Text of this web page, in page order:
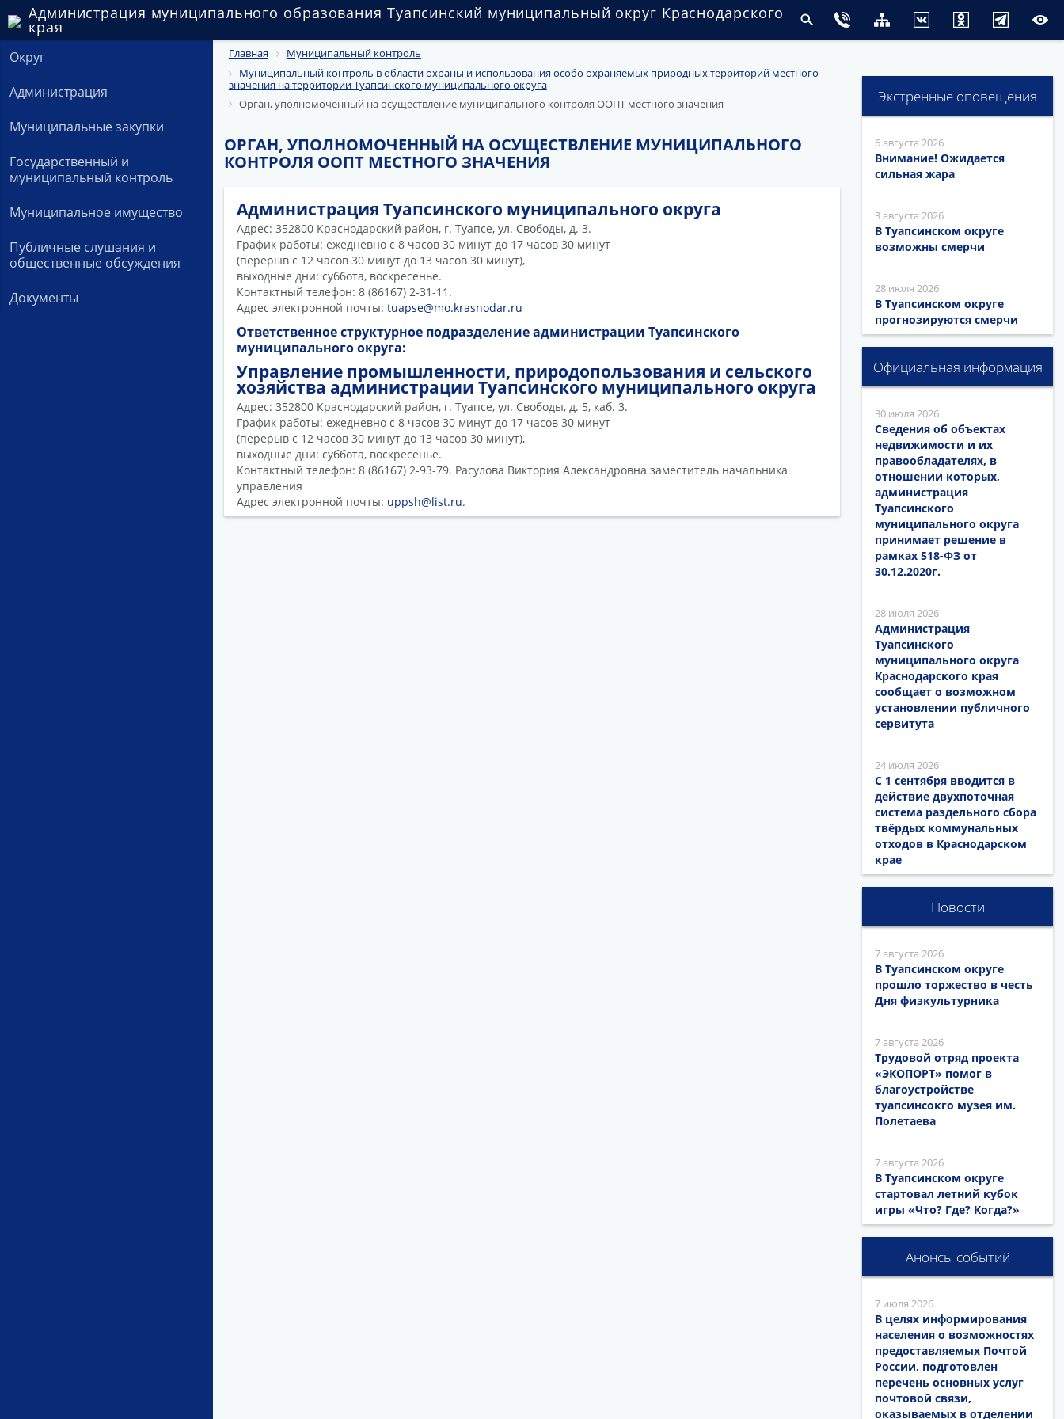
Администрация муниципального образования Туапсинский муниципальный округ Краснодарского
края
Округ
Администрация
Муниципальные закупки
Государственный и
муниципальный контроль
Муниципальное имущество
Публичные слушания и
общественные обсуждения
Документы
Главная
Муниципальный контроль
Муниципальный контроль в области охраны и использования особо охраняемых природных территорий местного
значения на территории Туапсинского муниципального округа
Орган, уполномоченный на осуществление муниципального контроля ООПТ местного значения
ОРГАН, УПОЛНОМОЧЕННЫЙ НА ОСУЩЕСТВЛЕНИЕ МУНИЦИПАЛЬНОГО
КОНТРОЛЯ ООПТ МЕСТНОГО ЗНАЧЕНИЯ
Администрация Туапсинского муниципального округа
Адрес: 352800 Краснодарский район, г. Туапсе, ул. Свободы, д. 3.
График работы: ежедневно с 8 часов 30 минут до 17 часов 30 минут
(перерыв с 12 часов 30 минут до 13 часов 30 минут),
выходные дни: суббота, воскресенье.
Контактный телефон: 8 (86167) 2-31-11.
Адрес электронной почты: tuapse@mo.krasnodar.ru
Ответственное структурное подразделение администрации Туапсинского
муниципального округа:
Управление промышленности, природопользования и сельского
хозяйства администрации Туапсинского муниципального округа
Адрес: 352800 Краснодарский район, г. Туапсе, ул. Свободы, д. 5, каб. 3.
График работы: ежедневно с 8 часов 30 минут до 17 часов 30 минут
(перерыв с 12 часов 30 минут до 13 часов 30 минут),
выходные дни: суббота, воскресенье.
Контактный телефон: 8 (86167) 2-93-79. Расулова Виктория Александровна заместитель начальника
управления
Адрес электронной почты: uppsh@list.ru.
Экстренные оповещения
6 августа 2026
Внимание! Ожидается
сильная жара
3 августа 2026
В Туапсинском округе
возможны смерчи
28 июля 2026
В Туапсинском округе
прогнозируются смерчи
Официальная информация
30 июля 2026
Сведения об объектах
недвижимости и их
правообладателях, в
отношении которых,
администрация
Туапсинского
муниципального округа
принимает решение в
рамках 518-ФЗ от
30.12.2020г.
28 июля 2026
Администрация
Туапсинского
муниципального округа
Краснодарского края
сообщает о возможном
установлении публичного
сервитута
24 июля 2026
С 1 сентября вводится в
действие двухпоточная
система раздельного сбора
твёрдых коммунальных
отходов в Краснодарском
крае
Новости
7 августа 2026
В Туапсинском округе
прошло торжество в честь
Дня физкультурника
7 августа 2026
Трудовой отряд проекта
«ЭКОПОРТ» помог в
благоустройстве
туапсинсокго музея им.
Полетаева
7 августа 2026
В Туапсинском округе
стартовал летний кубок
игры «Что? Где? Когда?»
Анонсы событий
7 июля 2026
В целях информирования
населения о возможностях
предоставляемых Почтой
России, подготовлен
перечень основных услуг
почтовой связи,
оказываемых в отделении